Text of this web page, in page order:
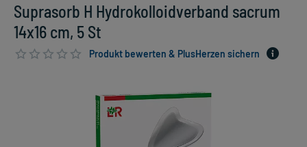
Suprasorb H Hydrokolloidverband sacrum
14x16 cm, 5 St
Produkt bewerten & PlusHerzen sichern